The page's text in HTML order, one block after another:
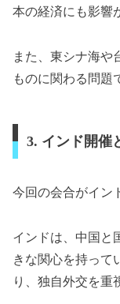
本の経済にも影響
また、東シナ海や
ものに関わる問題
3. インド開催
今回の会合がイン
インドは、中国と
きな関心を持って
り、独自外交を重